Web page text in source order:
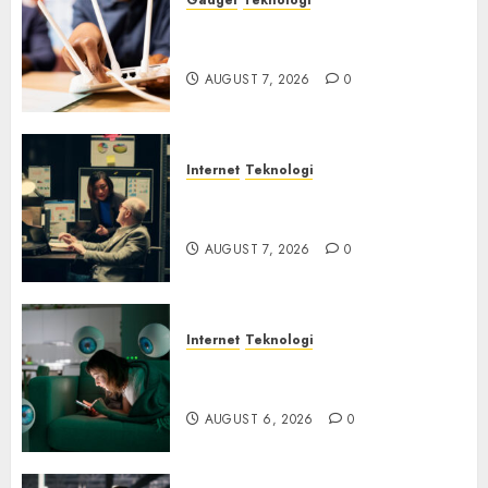
AUGUST 7, 2026 0
Internet Teknologi
AUGUST 7, 2026 0
Internet Teknologi
AUGUST 6, 2026 0